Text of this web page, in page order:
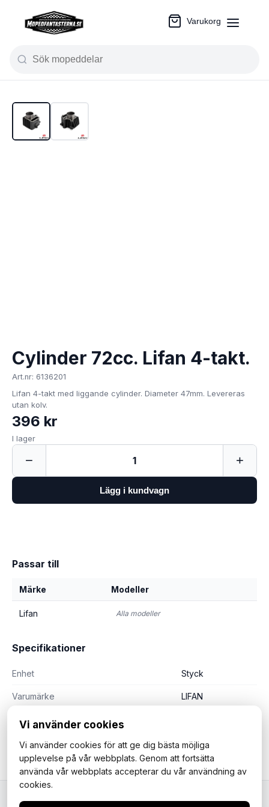
Varukorg
Cylinder 72cc. Lifan 4-takt.
Art.nr: 6136201
Lifan 4-takt med liggande cylinder. Diameter 47mm. Levereras
utan kolv.
396 kr
I lager
− 1 +
Lägg i kundvagn
Passar till
Märke Modeller
Lifan Alla modeller
Specifikationer
Enhet Styck
Varumärke LIFAN
Vi använder cookies
Vi använder cookies för att ge dig bästa möjliga
upplevelse på vår webbplats. Genom att fortsätta
använda vår webbplats accepterar du vår användning av
cookies.